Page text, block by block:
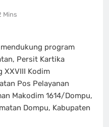
Mins
program
Persit Kartika
XXVIII Kodim
Pos Pelayanan
Makodim 1614/Dompu,
Dompu, Kabupaten